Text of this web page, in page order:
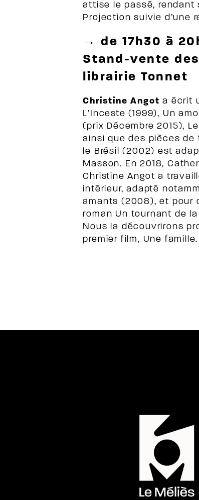
attise le passé, rendant
Projection suivie d’une
→ de 17h30 à
Stand-vente
librairie Tonnet
Christine Angot a écrit
L’Inceste (1999), Un
(prix Décembre 2015),
ainsi que des pièces de
le Brésil (2002) est
Masson. En 2018,
Christine Angot a
intérieur, adapté
amants (2008), et pour
roman Un tournant de
Nous la découvrirons
premier film, Une famille.